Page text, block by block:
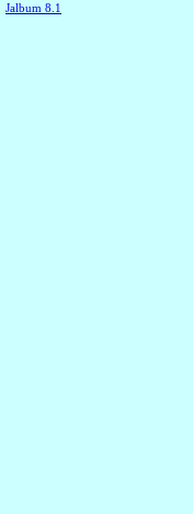
Jalbum 8.1